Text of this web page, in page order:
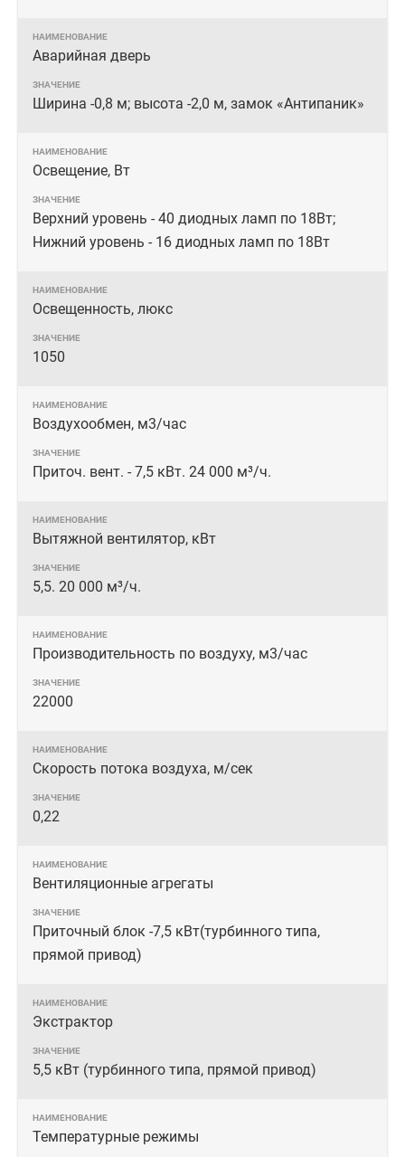
Аварийная дверь
Ширина -0,8 м; высота -2,0 м, замок «Антипаник»
Освещение, Вт
Верхний уровень - 40 диодных ламп по 18Вт;
Нижний уровень - 16 диодных ламп по 18Вт
Освещенность, люкс
1050
Воздухообмен, м3/час
Приточ. вент. - 7,5 кВт. 24 000 м³/ч.
Вытяжной вентилятор, кВт
5,5. 20 000 м³/ч.
Производительность по воздуху, м3/час
22000
Скорость потока воздуха, м/сек
0,22
Вентиляционные агрегаты
Приточный блок -7,5 кВт(турбинного типа,
прямой привод)
Экстрактор
5,5 кВт (турбинного типа, прямой привод)
Температурные режимы